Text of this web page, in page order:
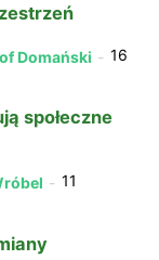
Domański - 16
społeczne
- 11